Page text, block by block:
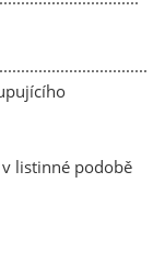
listinné podobě